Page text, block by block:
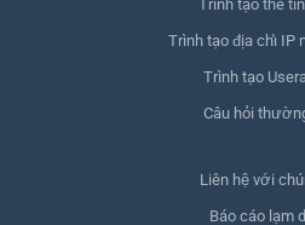
Trình tạo thẻ
Trình tạo địa chỉ IP
Trình tạo
Câu hỏi
Liên hệ với
Báo cáo lạm